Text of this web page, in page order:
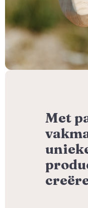
Met